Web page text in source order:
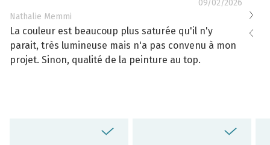
09/02/2026
Nathalie Memmi
La couleur est beaucoup plus saturée qu'il n'y
parait, très lumineuse mais n'a pas convenu à mon
projet. Sinon, qualité de la peinture au top.
La